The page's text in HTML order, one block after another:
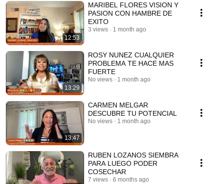
12:53
MARIBEL FLORES VISION Y
PASION CON HAMBRE DE
EXITO
3 views 1 month ago
13:29
ROSY NUNEZ CUALQUIER
PROBLEMA TE HACE MAS
FUERTE
No views 1 month ago
13:47
CARMEN MELGAR
DESCUBRE TU POTENCIAL
No views 1 month ago
RUBEN LOZANOS SIEMBRA
PARA LUEGO PODER
COSECHAR
7 views 6 months ago